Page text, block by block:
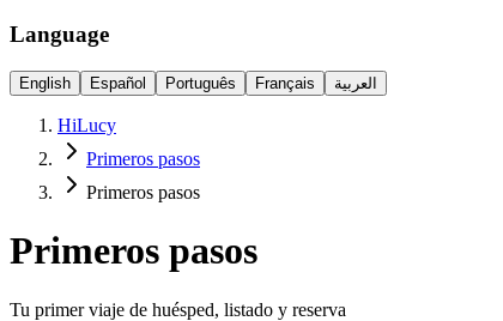
Language
English Español Português Français العربية
HiLucy
Primeros pasos
Primeros pasos
Primeros pasos
Tu primer viaje de huésped, listado y reserva